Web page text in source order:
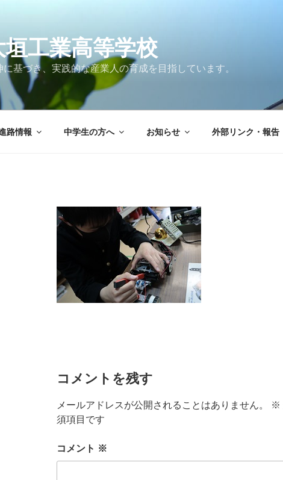
工業高等学校
基づき、実践的な産業人の育成を目指しています。
路情報 中学生の方へ お知らせ 外部リンク・報告
コメントを残す
メールアドレスが公開されることはありません。 ※
須項目です
コメント ※